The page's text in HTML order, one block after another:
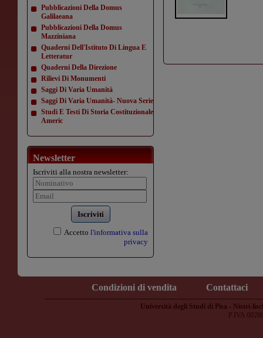
Pubblicazioni Della Domus
Galilaeana
Pubblicazioni Della Domus
Mazziniana
Quaderni Dell'Istituto Di Lingua E
Letteratur
Quaderni Della Direzione
Rilievi Di Monumenti
Saggi Di Varia Umanità
Saggi Di Varia Umanità- Nuova Serie
Studi E Testi Di Storia Costituzionale
Americ
Newsletter
Iscriviti alla nostra newsletter:
Iscriviti
Accetto l'informativa sulla
privacy
Condizioni di vendita Contattaci
Università degli Studi di Pisa - Nistri-
P.IVA